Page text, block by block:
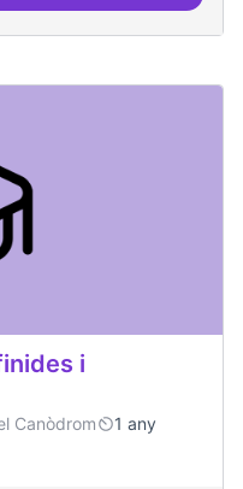
i
Canòdrom
1 any